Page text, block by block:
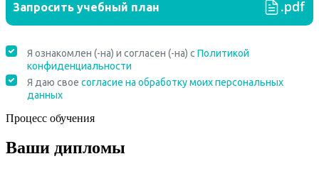
Процесс обучения
Ваши дипломы